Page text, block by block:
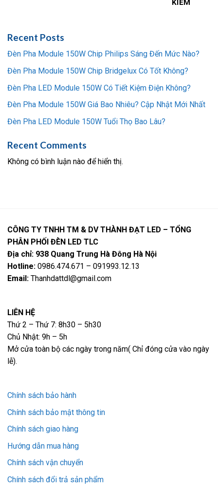
KIẾM
Recent Posts
Đèn Pha Module 150W Chip Philips Sáng Đến Mức Nào?
Đèn Pha Module 150W Chip Bridgelux Có Tốt Không?
Đèn Pha LED Module 150W Có Tiết Kiệm Điện Không?
Đèn Pha Module 150W Giá Bao Nhiêu? Cập Nhật Mới Nhất
Đèn Pha LED Module 150W Tuổi Thọ Bao Lâu?
Recent Comments
Không có bình luận nào để hiển thị.
CÔNG TY TNHH TM & DV THÀNH ĐẠT LED – TỔNG
PHÂN PHỐI ĐÈN LED TLC
Địa chỉ: 938 Quang Trung Hà Đông Hà Nội
Hotline: 0986.474.671 – 091993.12.13
Email: Thanhdattdl@gmail.com
LIÊN HỆ
Thứ 2 – Thứ 7: 8h30 – 5h30
Chủ Nhật: 9h – 5h
Mở cửa toàn bộ các ngày trong năm( Chỉ đóng cửa vào ngày
lễ).
Chính sách bảo hành
Chính sách bảo mật thông tin
Chính sách giao hàng
Hướng dẫn mua hàng
Chính sách vận chuyển
Chính sách đổi trả sản phẩm